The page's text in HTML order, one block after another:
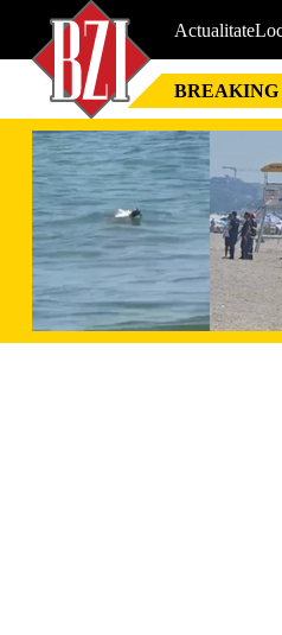
Actualitate
BREAKING